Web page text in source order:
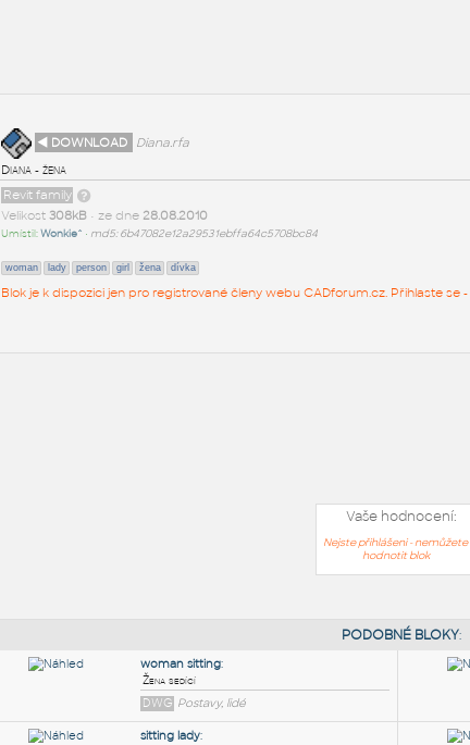
◄ DOWNLOAD
Diana.rfa
Diana - žena
Revit family
Velikost 308kB• ze dne 28.08.2010
Umístil:Wonkie^ • md5: 6b47082e12a29531ebffa64c5708bc84
woman lady person girl žena dívka
Blok je k dispozici jen pro registrované členy webu CADforum.cz. Přihlaste se -
Vaše hodnocení:
Nejste přihlášeni - nemůžete
hodnotit blok